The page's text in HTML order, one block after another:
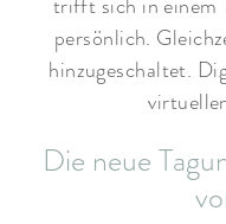
trifft sich in einem
persönlich.
hinzugeschaltet.
Die neue